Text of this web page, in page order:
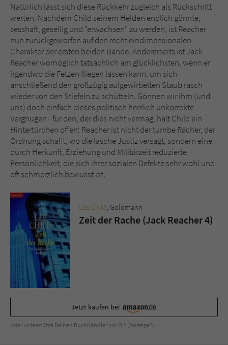
Natürlich lässt sich diese Rückkehr zugleich als Rückschritt
werten. Nachdem Child seinem Helden endlich gönnte,
sesshaft, gesellig und "erwachsen" zu werden, ist Reacher
nun zurückgeworfen auf den recht eindimensionalen
Charakter der ersten beiden Bände. Andererseits ist Jack
Reacher womöglich tatsächlich am glücklichsten, wenn er
irgendwo die Fetzen fliegen lassen kann, um sich
anschließend den großzügig aufgewirbelten Staub rasch
wieder von den Stiefeln zu schütteln. Gönnen wir ihm (und
uns) doch einfach dieses politisch herrlich unkorrekte
Vergnügen - für den, der dies nicht vermag, hält Child ein
Hintertürchen offen: Reacher ist nicht der tumbe Rächer, der
Ordnung schafft, wo die lasche Justiz versagt, sondern eine
durch Herkunft, Erziehung und Militärzeit reduzierte
Persönlichkeit, die sich ihrer sozialen Defekte sehr wohl und
oft schmerzlich bewusst ist.
Lee Child , Goldmann
Zeit der Rache (Jack Reacher 4)
Jetzt kaufen bei
oder unterstütze Deinen Buchhändler vor Ort (Anzeige*)